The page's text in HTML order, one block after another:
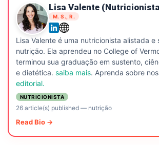
Lisa Valente
M. S., R.
Lisa Valente é uma nutricionista alistada e
nutrição. Ela aprendeu no College of
terminou sua graduação em sustento,
e dietética. saiba mais. Aprenda sobre
editorial.
NUTRICIONISTA
26 article(s) published— nutrição
Read Bio →